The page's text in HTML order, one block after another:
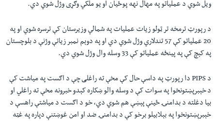
ويل شوي د عملياتو په مهال نهه پوځيان او يو ملکي وګړی وژل شوي دي.
د رپورټ ترمخه تر ټولو زيات عمليات په شمالي وزیرستان کې ترسره شوي او په
20 عملياتو کې 57 تندلاري وژل شوي دي او په دوېم نمبر زياتې وژنې د بلوچستان
په کېچ کې په پينځه عملياتو کې 33 وسله وال وژل شوي دي.
د PIPS دا رپورټ په داسې حال کې مخې ته راغلی چې د اګست په مياشت کې
د خېبرپښتونخوا په سوات کې د وسله والو ښکاره کېدو خبرونه مخې ته راغلي او
بيا دغلته د بدامنۍ ځينې پېښې هم شوي دي، خو د اګست د مياشتې راهسې د
خېبرپښتونخوا په بېلابيلو برخو کې د بدامنۍ ضد او امن غوښتنې دپاره په غټه